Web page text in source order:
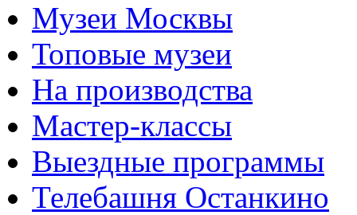
Музеи Москвы
Топовые музеи
На производства
Мастер-классы
Выездные программы
Телебашня Останкино